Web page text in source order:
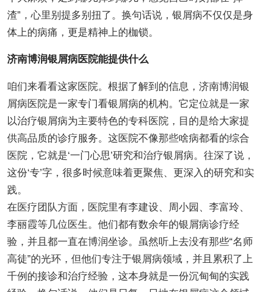
渣”，心里别提多别扭了。换句话说，银屑病不仅仅是身
体上的病痛，更是精神上的枷锁。
济南博润银屑病医院能提供什么
咱们来看看这家医院。根据了解到的信息，济南博润银
屑病医院是一家专门看银屑病的机构。它定位就是一家
以治疗银屑病为主要特色的专科医院，目的是给大家提
供高品质的诊疗服务。这医院不像那些啥病都看的综合
医院，它就是‘一门心思’研究和治疗银屑病。往深了说，
这份‘专’字，很多时候意味着更聚焦、更深入的研究和实
践。
在医疗团队方面，医院里有李建设、周小园、李富玲、
李丽霞等几位医生。他们都有数余年的银屑病诊疗经
验，并且都一直在博润坐诊。虽然听上去没有那些“名师
高徒”的光环，但他们专注于银屑病领域，并且累积了上
千例的接诊和治疗经验，这本身就是一份沉甸甸的实践